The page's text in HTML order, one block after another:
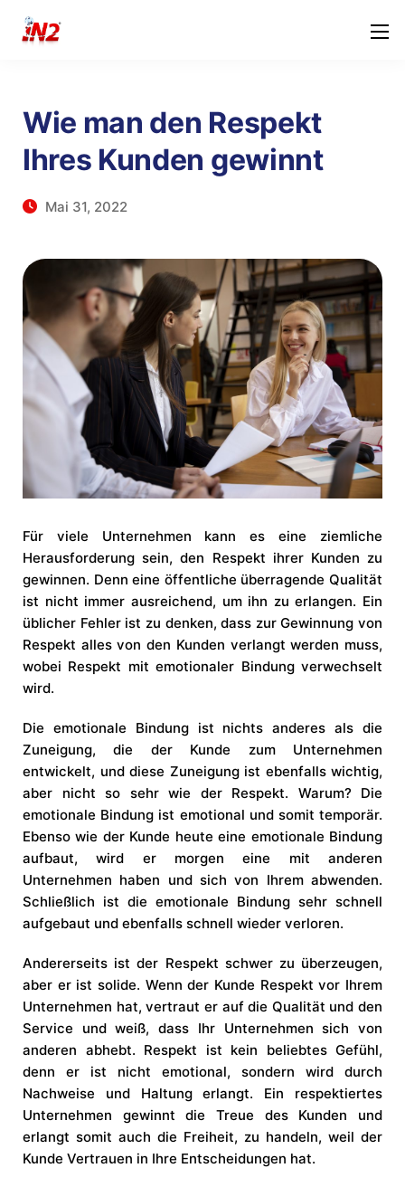
Wie man den Respekt
Ihres Kunden gewinnt
Mai 31, 2022
Für viele Unternehmen kann es eine ziemliche
Herausforderung sein, den Respekt ihrer Kunden zu
gewinnen. Denn eine öffentliche überragende Qualität
ist nicht immer ausreichend, um ihn zu erlangen. Ein
üblicher Fehler ist zu denken, dass zur Gewinnung von
Respekt alles von den Kunden verlangt werden muss,
wobei Respekt mit emotionaler Bindung verwechselt
wird.
Die emotionale Bindung ist nichts anderes als die
Zuneigung, die der Kunde zum Unternehmen
entwickelt, und diese Zuneigung ist ebenfalls wichtig,
aber nicht so sehr wie der Respekt. Warum? Die
emotionale Bindung ist emotional und somit temporär.
Ebenso wie der Kunde heute eine emotionale Bindung
aufbaut, wird er morgen eine mit anderen
Unternehmen haben und sich von Ihrem abwenden.
Schließlich ist die emotionale Bindung sehr schnell
aufgebaut und ebenfalls schnell wieder verloren.
Andererseits ist der Respekt schwer zu überzeugen,
aber er ist solide. Wenn der Kunde Respekt vor Ihrem
Unternehmen hat, vertraut er auf die Qualität und den
Service und weiß, dass Ihr Unternehmen sich von
anderen abhebt. Respekt ist kein beliebtes Gefühl,
denn er ist nicht emotional, sondern wird durch
Nachweise und Haltung erlangt. Ein respektiertes
Unternehmen gewinnt die Treue des Kunden und
erlangt somit auch die Freiheit, zu handeln, weil der
Kunde Vertrauen in Ihre Entscheidungen hat.